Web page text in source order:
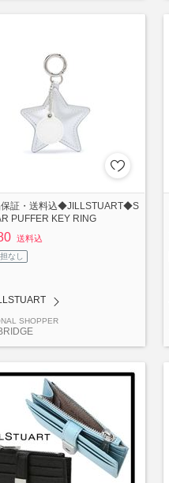
保証・送料込◆JILLSTUART◆S
PUFFER KEY RING
送料込
なし
SHOPPER